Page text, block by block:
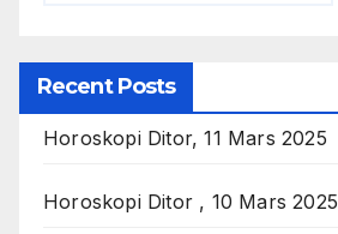
Recent Posts
Horoskopi Ditor, 11 Mars 2025
Horoskopi Ditor , 10 Mars 2025